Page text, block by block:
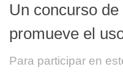
Un concurso
promueve el
Para participar en